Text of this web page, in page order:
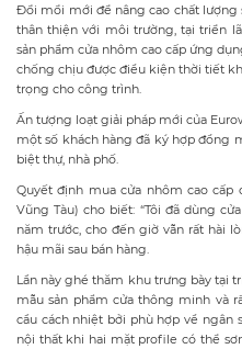
biệt thự, nhà phố.
Quyết định mua cửa nhôm cao cấp
Vũng Tàu) cho biết: “Tôi đã dùng
năm trước, cho đến giờ vẫn rất hài
hậu mãi sau bán hàng.
Lần này ghé thăm khu trưng bày tại
mẫu sản phẩm cửa thông minh và
cầu cách nhiệt bởi phù hợp về ngân
nội thất khi hai mặt profile có thể
căn biệt thự gần biển nên tôi chọn
Niềm vui còn nhân đôi khi được
Dài (Cam Ranh), kịp tranh thủ đi trong
Một số hình ảnh tại sự kiện: